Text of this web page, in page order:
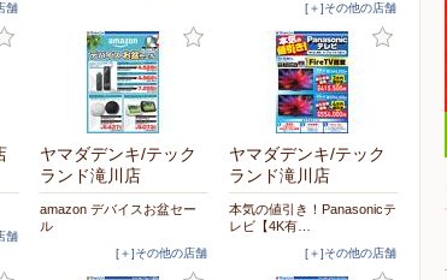
舗 [＋]その他の店舗
舗
ヤマダデンキ/テック
ランド滝川店
amazon デバイスお盆セー
ル
[＋]その他の店舗
ヤマダデンキ/テック
ランド滝川店
本気の値引き！Panasonicテ
レビ【4K有…
[＋]その他の店舗